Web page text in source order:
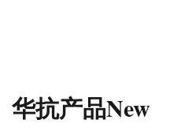
华抗产品New